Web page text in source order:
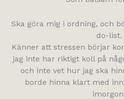
Ska göra mig i ordning, och
do-list.
Känner att stressen börjar
jag inte har riktigt koll på
och inte vet hur jag ska
borde hinna klart med